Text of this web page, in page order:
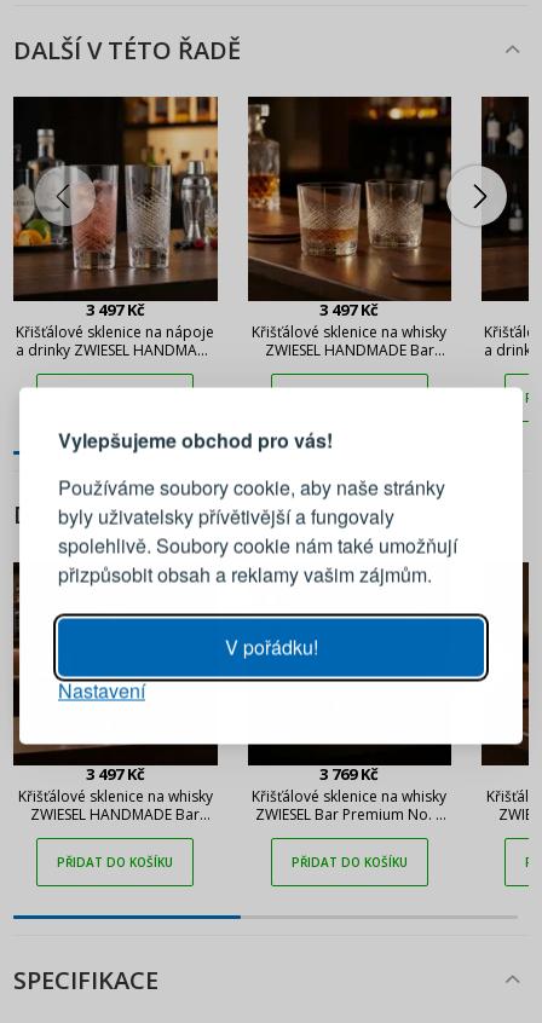
Vylepšujeme obchod pro vás!
Používáme soubory cookie, aby naše stránky
byly uživatelsky přívětivější a fungovaly
spolehlivě. Soubory cookie nám také umožňují
přizpůsobit obsah a reklamy vašim zájmům.
V pořádku!
Nastavení
DALŠÍ V TÉTO ŘADĚ
3 497 Kč
Křišťálové sklenice na nápoje
a drinky ZWIESEL HANDMADE
ks
3 497 Kč
Křišťálové sklenice na whisky
ZWIESEL HANDMADE Bar
a drinky
DALŠÍ Z TÉTO KATEGORIE
3 497 Kč
Křišťálové sklenice na whisky
ZWIESEL HANDMADE Bar
PŘIDAT DO KOŠÍKU
3 769 Kč
Křišťálové sklenice na whisky
ZWIESEL Bar Premium No. 1
PŘIDAT DO KOŠÍKU
SPECIFIKACE
PŘIHLÁŠENÍ REGISTRACE
Přihlaste se ke svému účtu
Emailová adresa
PŘIHLÁSIT SE
Připomenutí hesla